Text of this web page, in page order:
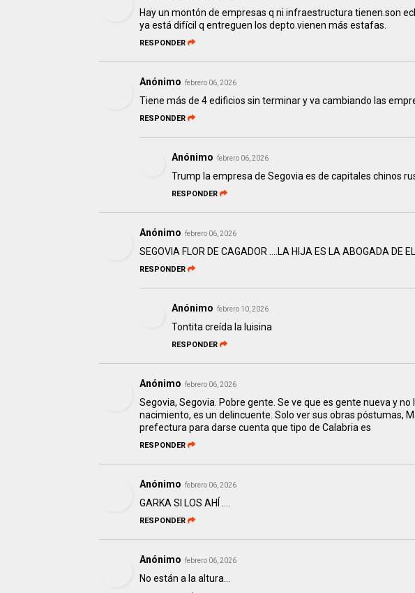
Hay un montón de empresas q ni infraestructura tienen.son
ya está difícil q entreguen los depto.vienen más estafas.
RESPONDER
Anónimo febrero 06, 2026
Tiene más de 4 edificios sin terminar y va cambiando las
RESPONDER
Anónimo febrero 06, 2026
Trump la empresa de Segovia es de capitales chinos
RESPONDER
Anónimo febrero 06, 2026
SEGOVIA FLOR DE CAGADOR ….LA HIJA ES LA ABOGADA DE
RESPONDER
Anónimo febrero 10, 2026
Tontita creída la luisina
RESPONDER
Anónimo febrero 06, 2026
Segovia, Segovia. Pobre gente. Se ve que es gente nueva y
nacimiento, es un delincuente. Solo ver sus obras póstumas,
prefectura para darse cuenta que tipo de Calabria es
RESPONDER
Anónimo febrero 06, 2026
GARKA SI LOS AHÍ ….
RESPONDER
Anónimo febrero 06, 2026
No están a la altura...